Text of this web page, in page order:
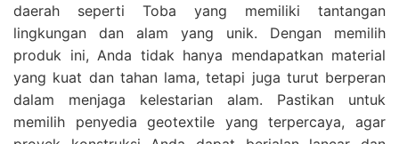
daerah seperti Toba yang memiliki tantangan
lingkungan dan alam yang unik. Dengan memilih
produk ini, Anda tidak hanya mendapatkan material
yang kuat dan tahan lama, tetapi juga turut berperan
dalam menjaga kelestarian alam. Pastikan untuk
memilih penyedia geotextile yang terpercaya, agar